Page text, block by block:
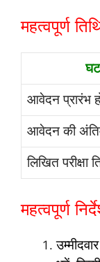
महत्वपूर्ण
आवेदन प्रारंभ
आवेदन की
लिखित परीक्षा
महत्वपूर्ण